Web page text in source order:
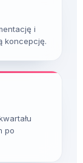
i
koncepcję.
po